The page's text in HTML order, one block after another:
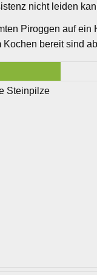
nicht leiden
Piroggen auf ein
Kochen bereit sind
Steinpilze